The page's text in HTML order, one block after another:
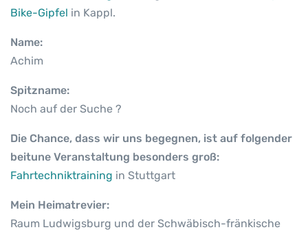
Bike-Gipfel in Kappl.
Name:
Achim
Spitzname:
Noch auf der Suche ?
Die Chance, dass wir uns begegnen, ist auf folgender
beitune Veranstaltung besonders groß:
Fahrtechniktraining in Stuttgart
Mein Heimatrevier:
Raum Ludwigsburg und der Schwäbisch-fränkische